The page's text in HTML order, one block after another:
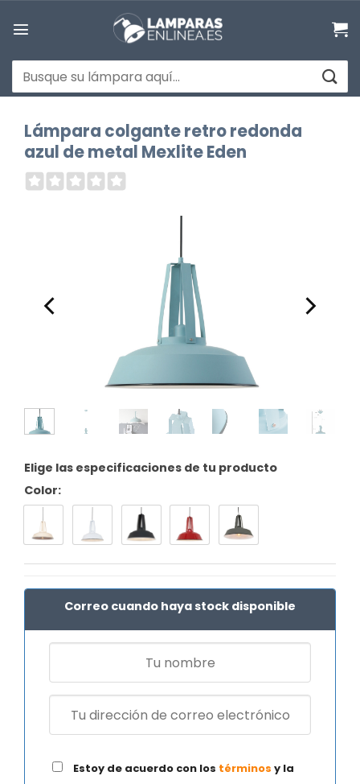
Buscar
por:
Lámpara colgante retro redonda
azul de metal Mexlite Eden
Elige las especificaciones de tu producto
Color:
Correo cuando haya stock disponible
Estoy de acuerdo con los términos y la